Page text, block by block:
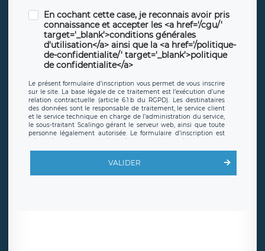
En cochant cette case, je reconnais avoir pris
connaissance et accepter les <a href='/cgu/'
target='_blank'>conditions générales
d'utilisation</a> ainsi que la <a href='/politique-
de-confidentialite/' target='_blank'>politique
de confidentialite</a>
Le présent formulaire d’inscription vous permet de vous inscrire
sur le site. La base légale de ce traitement est l’exécution d’une
relation contractuelle (article 6.1.b du RGPD). Les destinataires
des données sont le responsable de traitement, le service client
et le service technique en charge de l’administration du service,
le sous-traitant Scalingo gérant le serveur web, ainsi que toute
personne légalement autorisée. Le formulaire d’inscription est
offrant desclauses de protection conformes au RGPD. Les
en sollicite la suppression, étant entendu que vous pouvez
demander la suppression de vos données et retirer votre
VALIDER